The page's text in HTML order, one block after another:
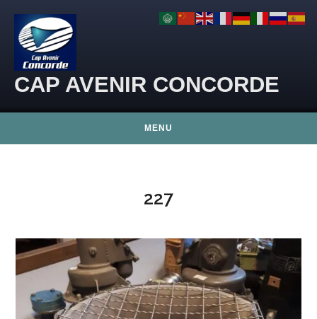
CAP AVENIR CONCORDE
MENU
227